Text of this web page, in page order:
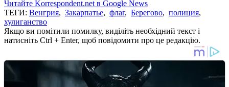
Читайте Korrespondent.net в Google News
ТЕГИ: Венгрия, Закарпатье, флаг, Берегово, полиция,
хулиганство
Якщо ви помітили помилку, виділіть необхідний текст і
натисніть Ctrl + Enter, щоб повідомити про це редакцію.